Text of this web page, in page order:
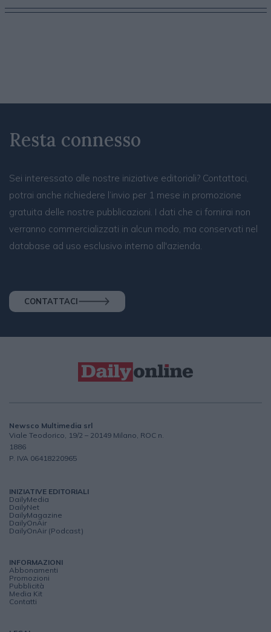
Resta connesso
Sei interessato alle nostre iniziative editoriali? Contattaci,
potrai anche richiedere l’invio per 1 mese in promozione
gratuita delle nostre pubblicazioni. I dati che ci fornirai non
verranno commercializzati in alcun modo, ma conservati nel
database ad uso esclusivo interno all'azienda.
CONTATTACI
Newsco Multimedia srl
Viale Teodorico, 19/2 – 20149 Milano, ROC n.
1886
P. IVA 06418220965
INIZIATIVE EDITORIALI
DailyMedia
DailyNet
DailyMagazine
DailyOnAir
DailyOnAir (Podcast)
INFORMAZIONI
Abbonamenti
Promozioni
Pubblicità
Media Kit
Contatti